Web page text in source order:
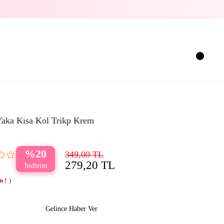
Kısa Kol Trikp Krem
20 349,00 TL
279,20 TL
Gelince Haber Ver